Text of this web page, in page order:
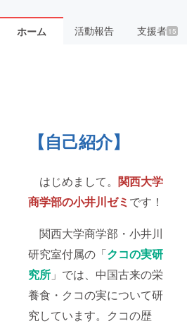
ホーム 活動報告 支援者 15
【自己紹介】
はじめまして。 関西大学
商学部の小井川ゼミ です！
関西大学商学部・小井川
研究室付属の「クコの実研
究所 」では、中国古来の栄
養食・クコの実について研
究しています。クコの歴